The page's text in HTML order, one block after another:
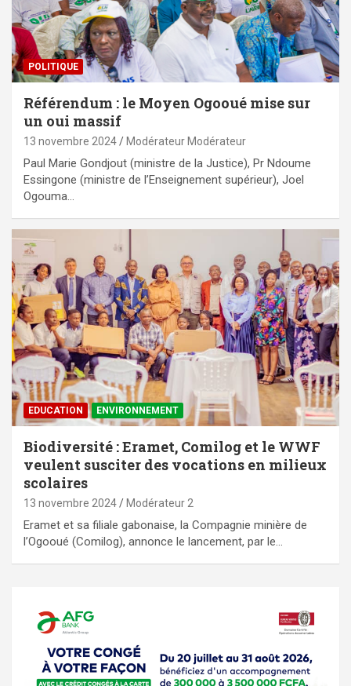
POLITIQUE
Référendum : le Moyen Ogooué mise sur
un oui massif
13 novembre 2024 Modérateur Modérateur
Paul Marie Gondjout (ministre de la Justice), Pr Ndoume
Essingone (ministre de l’Enseignement supérieur), Joel
Ogouma…
EDUCATION ENVIRONNEMENT
Biodiversité : Eramet, Comilog et le WWF
veulent susciter des vocations en milieux
scolaires
13 novembre 2024 Modérateur 2
Eramet et sa filiale gabonaise, la Compagnie minière de
l’Ogooué (Comilog), annonce le lancement, par le…